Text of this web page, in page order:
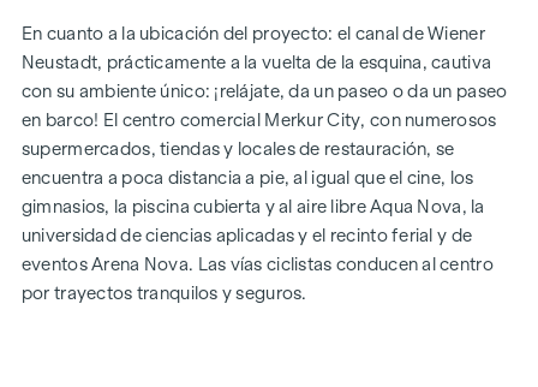
* ¡Promoción de verano! Si presenta su oferta entre el 15 de
julio de 2026 y el 15 de septiembre de 2026, recibirá de
regalo una cocina (por un valor de hasta 12 500 €) y un
televisor UHD de 50 pulgadas. Detalles y condiciones en:
www.winegg.at/kuechenaktion-bellavita
EQUIPAMIENTO
Calefacción por suelo radiante de bajo consumo
En cuanto a la ubicación del proyecto: el canal de Wiener
Neustadt, prácticamente a la vuelta de la esquina, cautiva
con su ambiente único: ¡relájate, da un paseo o da un paseo
en barco! El centro comercial Merkur City, con numerosos
supermercados, tiendas y locales de restauración, se
encuentra a poca distancia a pie, al igual que el cine, los
gimnasios, la piscina cubierta y al aire libre Aqua Nova, la
universidad de ciencias aplicadas y el recinto ferial y de
eventos Arena Nova. Las vías ciclistas conducen al centro
por trayectos tranquilos y seguros.